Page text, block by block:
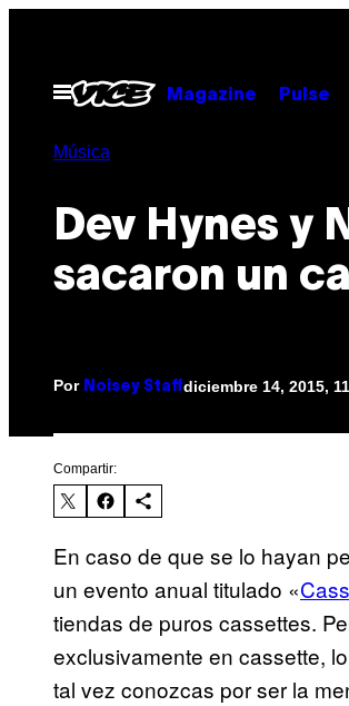
contenido
Abrir
Menú
Magazine Pulse
Música
Dev Hynes y
sacaron un
Por Noisey Staffdiciembre 14, 2015,
Compartir:
En caso de que se lo hayan
un evento anual titulado «
tiendas de puros cassettes.
exclusivamente en cassette,
tal vez conozcas por ser la